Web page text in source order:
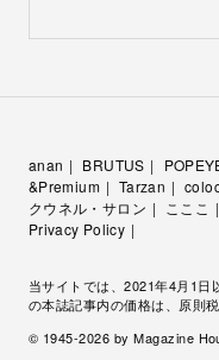
anan BRUTUS
&Premium
Tarzan
クウネル・サロン
こここ
Privacy Policy
当サイトでは、2021年4月1
の本誌記事内の価格は、原則
© 1945-2026 by Magazine